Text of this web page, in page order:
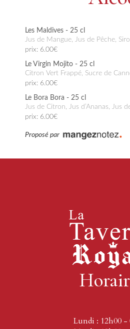
Les Maldives - 25 cl
Jus de Mangue, Jus de Pêche,
prix: 6.00€
Le Virgin Mojito - 25 cl
Citron Vert Frappé, Sucre de
prix: 6.00€
Le Bora Bora - 25 cl
Jus de Citron, Jus d’Ananas, Jus
prix: 6.00€
Proposé par
Lundi : 12h00 -